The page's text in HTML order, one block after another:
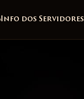
Info dos Servidores